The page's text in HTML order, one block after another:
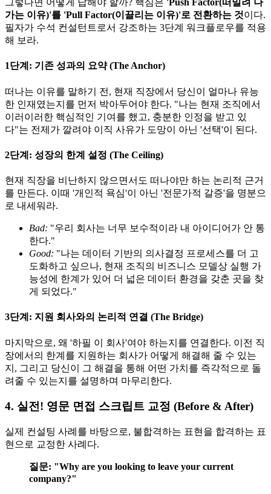
그렇다면 어떻게 답해야 할까? 핵심은 'Push Factor(떠밀려 나
가는 이유)'를 'Pull Factor(이끌리는 이유)'로 전환하는 것​이다.
필자가 수석 컨설턴트로서 강조하는 3단계 워크플로우를 적용
해 보라.
1단계: 기존 성과의 요약 (The Anchor)
떠나는 이유를 말하기 전, 현재 직장에서 당신이 얼마나 유능
한 인재였는지를 먼저 박아두어야 한다. "나는 현재 조직에서
이러이러한 핵심적인 기여를 했고, 충분한 인정을 받고 있
다"는 전제가 깔려야 이직 사유가 도망이 아닌 '선택'이 된다.
2단계: 성장의 한계 설정 (The Ceiling)
현재 직장을 비난하지 않으면서도 떠나야만 하는 논리적 근거
를 만든다. 이때 '개인적 욕심'이 아닌 '전문가적 갈증'을 명분으
로 내세워라.
Bad: "우리 회사는 너무 보수적이라 내 아이디어가 안 통
한다."
Good: "나는 데이터 기반의 의사결정 프로세스를 더 고
도화하고 싶으나, 현재 조직의 비즈니스 모델상 실행 가
능성에 한계가 있어 더 넓은 데이터 환경을 갖춘 곳을 찾
게 되었다."
3단계: 지원 회사와의 논리적 연결 (The Bridge)
마지막으로, 왜 '하필 이 회사'여야 하는지를 연결한다. 이전 직
장에서의 한계를 지원하는 회사가 어떻게 해결해 줄 수 있는
지, 그리고 당신이 그 해결을 통해 어떤 가치를 즉각적으로 돌
려줄 수 있는지를 설명하며 마무리한다.
4. 실전! 영문 면접 스크립트 교정 (Before & After)
실제 컨설팅 사례를 바탕으로, 불합격하는 표현을 합격하는 표
현으로 교정한 사례다.
질문: "Why are you looking to leave your current
company?"